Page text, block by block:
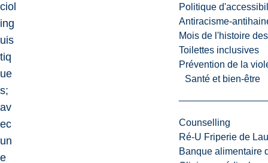
Politique
Antiracisme-
Mois de l'histoire
Toilettes inclusives
Prévention de la
Santé et bien-être
Counselling
Ré-U Friperie de
Banque alimentaire
ciol
ing
uis
tiq
ue
s;
av
ec
un
e